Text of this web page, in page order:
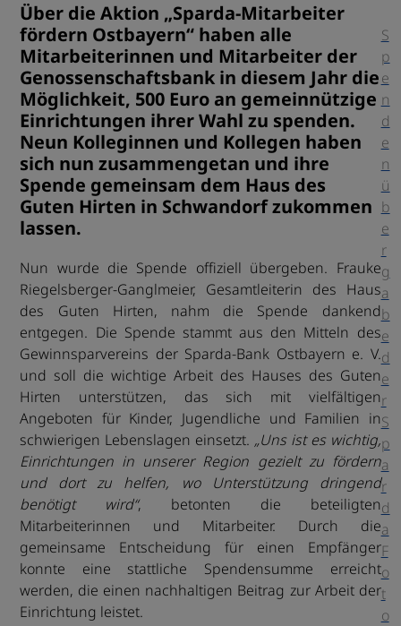
Über die Aktion „Sparda-Mitarbeiter
fördern Ostbayern“ haben alle
Mitarbeiterinnen und Mitarbeiter der
Genossenschaftsbank in diesem Jahr die
Möglichkeit, 500 Euro an gemeinnützige
Einrichtungen ihrer Wahl zu spenden.
Neun Kolleginnen und Kollegen haben
sich nun zusammengetan und ihre
Spende gemeinsam dem Haus des
Guten Hirten in Schwandorf zukommen
lassen.
Nun wurde die Spende offiziell übergeben. Frauke
Riegelsberger-Ganglmeier, Gesamtleiterin des Haus
des Guten Hirten, nahm die Spende dankend
entgegen. Die Spende stammt aus den Mitteln des
Gewinnsparvereins der Sparda-Bank Ostbayern e. V.
und soll die wichtige Arbeit des Hauses des Guten
Hirten unterstützen, das sich mit vielfältigen
Angeboten für Kinder, Jugendliche und Familien in
schwierigen Lebenslagen einsetzt. „Uns ist es wichtig,
Einrichtungen in unserer Region gezielt zu fördern
und dort zu helfen, wo Unterstützung dringend
benötigt wird“, betonten die beteiligten
Mitarbeiterinnen und Mitarbeiter. Durch die
gemeinsame Entscheidung für einen Empfänger
konnte eine stattliche Spendensumme erreicht
werden, die einen nachhaltigen Beitrag zur Arbeit der
Einrichtung leistet.
S
p
e
n
d
e
n
ü
b
e
r
g
a
b
e
d
e
r
S
p
a
r
d
a
F
o
t
o